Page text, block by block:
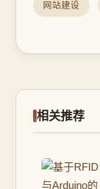
网站建设
相关推荐